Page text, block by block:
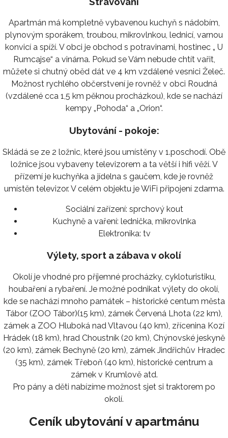
Apartmán má kompletně vybavenou kuchyň s nádobím,
plynovým sporákem, troubou, mikrovlnkou, lednicí, varnou
konvicí a spíží. V obci je obchod s potravinami, hostinec „ U
Rumcajse“ a vinárna. Pokud se Vám nebude chtít vařit,
můžete si chutný oběd dát ve 4 km vzdálené vesnici Želeč.
Možnost rychlého občerstvení je rovněž v obci Roudná
(vzdálené cca 1,5 km pěknou procházkou), kde se nachází
kempy „Pohoda“ a „Orion“.
Ubytování - pokoje:
Skládá se ze 2 ložnic, které jsou umístěny v 1.poschodí. Obě
ložnice jsou vybaveny televizorem a ta větší i hifi věží. V
přízemí je kuchyňka a jídelna s gaučem, kde je rovněž
umístěn televizor. V celém objektu je WiFi připojení zdarma.
Sociální zařízení: sprchový kout
Kuchyně a vaření: lednička, mikrovlnka
Elektronika: tv
Výlety, sport a zábava v okolí
Okolí je vhodné pro příjemné procházky, cykloturistiku,
houbaření a rybaření. Je možné podnikat výlety do okolí,
kde se nachází mnoho památek – historické centum města
Tábor (ZOO Tábor)(15 km), zámek Červená Lhota (22 km),
zámek a ZOO Hluboká nad Vltavou (40 km), zřícenina Kozí
Hrádek (18 km), hrad Choustník (20 km), Chýnovské jeskyně
(20 km), zámek Bechyně (20 km), zámek Jindřichův Hradec
(35 km), zámek Třeboň (40 km), historické centrum a
zámek v Krumlově atd.
Pro pány a děti nabízíme možnost sjet si traktorem po
okolí.
Ceník ubytování v apartmánu